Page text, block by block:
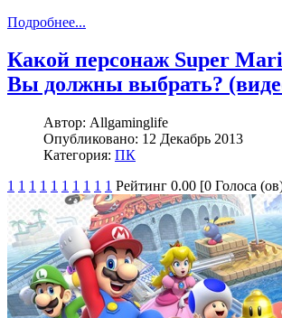
Подробнее...
Какой персонаж Super
Вы должны выбрать?
Автор: Allgaminglife
Опубликовано: 12 Декабрь 2013
Категория: ПК
1 1 1 1 1 1 1 1 1 1 Рейтинг 0.00 [0 Голоса